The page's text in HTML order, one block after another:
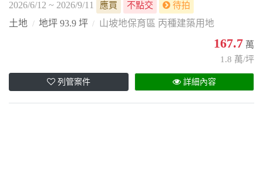
2026/6/12 ~ 2026/9/11 應買 不點交 待拍
土地 地坪 93.9 坪 山坡地保育區 丙種建築用地
167.7 萬
1.8 萬/坪
列管案件 詳細內容